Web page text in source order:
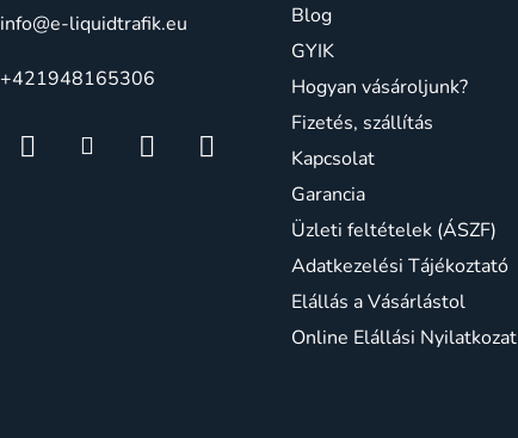
info@e-liquidtrafik.eu
+421948165306
Blog
GYIK
Hogyan vásároljunk?
Fizetés, szállítás
Kapcsolat
Garancia
Üzleti feltételek (ÁSZF)
Adatkezelési Tájékoztató
Elállás a Vásárlástol
Online Elállási Nyilatkozat